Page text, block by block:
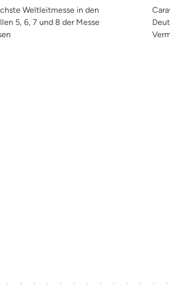
Weltleitmesse in den
5, 6, 7 und 8 der Messe